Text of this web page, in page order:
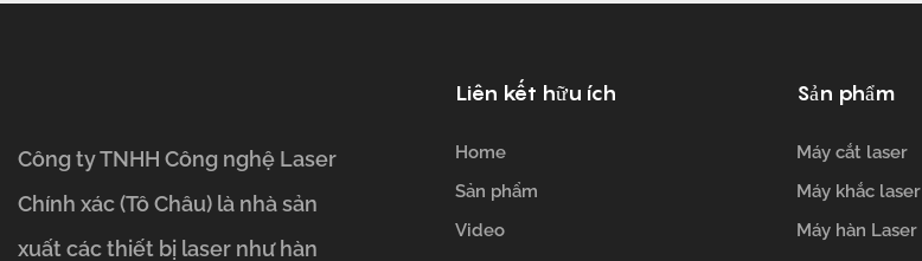
Công ty TNHH Công nghệ Laser
Chính xác (Tô Châu) là nhà sản
xuất các thiết bị laser như hàn
Liên kết hữu ích
Home
Sản phẩm
Video
Sản phẩm
Máy cắt laser
Máy khắc laser
Máy hàn Laser